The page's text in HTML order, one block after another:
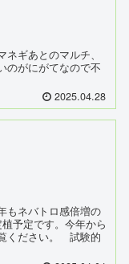
ギあとのマルチ、
のがにがてなので不
2025.04.28
もネバトロ感倍増の
予定です。今年から
ください。 試験的